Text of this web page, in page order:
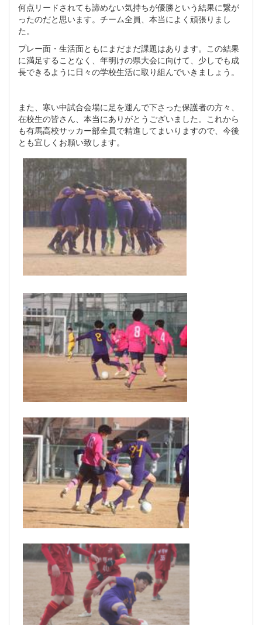
何点リードされても諦めない気持ちが優勝という結果に繋が
ったのだと思います。チーム全員、本当によく頑張りまし
た。
プレー面・生活面ともにまだまだ課題はあります。この結果
に満足することなく、年明けの県大会に向けて、少しでも成
長できるように日々の学校生活に取り組んでいきましょう。
また、寒い中試合会場に足を運んで下さった保護者の方々、
在校生の皆さん、本当にありがとうございました。これから
も有馬高校サッカー部全員で精進してまいりますので、今後
とも宜しくお願い致します。